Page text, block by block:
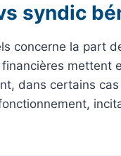
syndic
concerne la part
mettent
dans certains cas